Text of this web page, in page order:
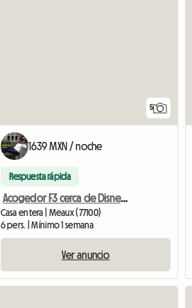
5
1639 MXN / noche
Respuesta rápida
Acogedor F3 cerca de Disneyland Paris
Casa entera | Meaux (77100)
6 pers. | Mínimo 1 semana
Ver anuncio